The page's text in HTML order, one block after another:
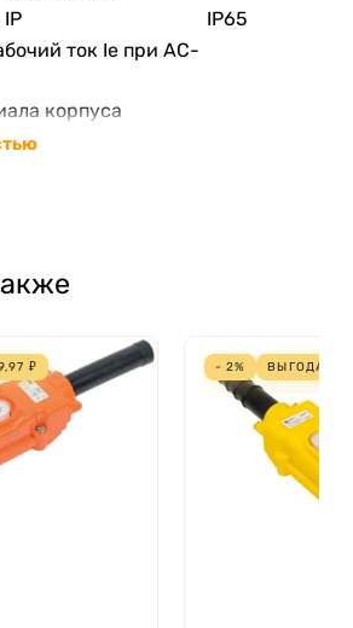
IP65
ток Ie при AC-
корпуса
₽ - 2% ВЫГОДА